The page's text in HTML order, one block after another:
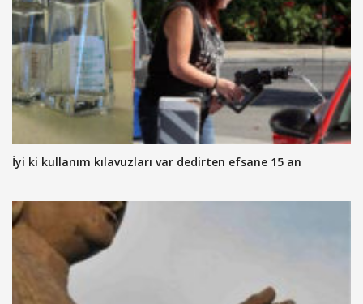
İyi ki kullanım kılavuzları var dedirten efsane 15 an